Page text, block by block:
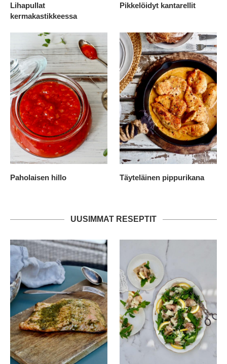
Lihapullat
kermakastikkeessa
Pikkelöidyt kantarellit
Paholaisen hillo Täyteläinen pippurikana
UUSIMMAT RESEPTIT